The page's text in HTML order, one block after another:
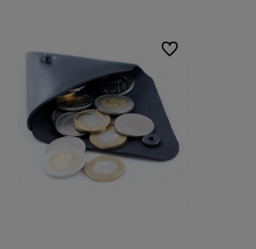
Do ulubionych